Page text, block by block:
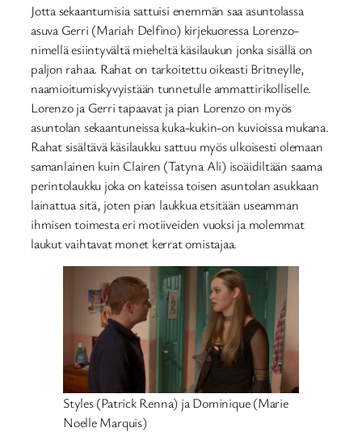
Jotta sekaantumisia sattuisi enemmän saa asuntolassa
asuva Gerri (Mariah Delfino) kirjekuoressa Lorenzo-
nimellä esiintyvältä mieheltä käsilaukun jonka sisällä on
paljon rahaa. Rahat on tarkoitettu oikeasti Britneylle,
naamioitumiskyvyistään tunnetulle ammattirikolliselle.
Lorenzo ja Gerri tapaavat ja pian Lorenzo on myös
asuntolan sekaantuneissa kuka-kukin-on kuvioissa mukana.
Rahat sisältävä käsilaukku sattuu myös ulkoisesti olemaan
samanlainen kuin Clairen (Tatyna Ali) isoäidiltään saama
perintolaukku joka on kateissa toisen asuntolan asukkaan
lainattua sitä, joten pian laukkua etsitään useamman
ihmisen toimesta eri motiiveiden vuoksi ja molemmat
laukut vaihtavat monet kerrat omistajaa.
Styles (Patrick Renna) ja Dominique (Marie
Noelle Marquis)